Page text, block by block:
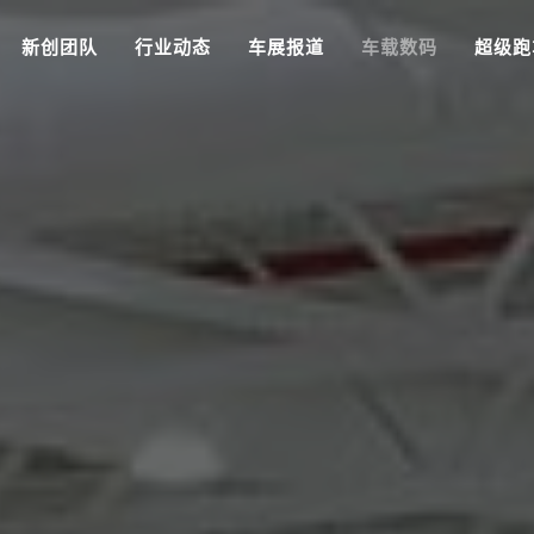
新创团队 行业动态 车展报道 车载数码 超级